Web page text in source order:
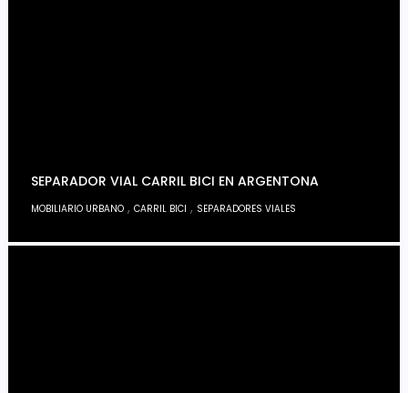
SEPARADOR VIAL CARRIL BICI EN ARGENTONA
MOBILIARIO URBANO ,CARRIL BICI , SEPARADORES VIALES